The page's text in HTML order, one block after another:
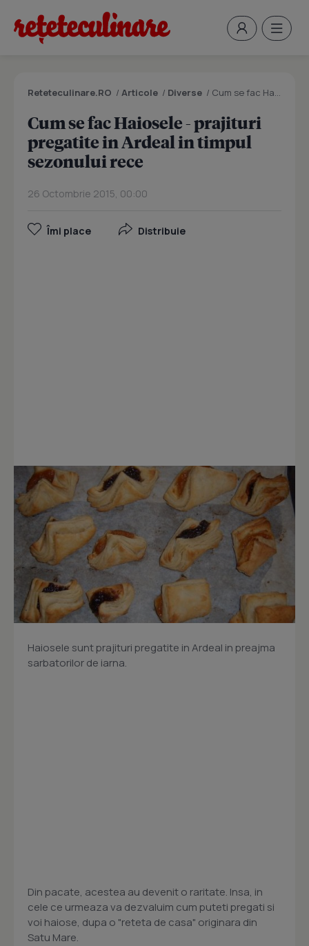
Reteteculinare.RO / Articole / Diverse / Cum se fac Haiosele - prajituri pregatite in Ardeal in timpul sezonului rece
Cum se fac Haiosele - prajituri
pregatite in Ardeal in timpul
sezonului rece
26 Octombrie 2015, 00:00
Îmi place Distribuie
Haiosele sunt prajituri pregatite in Ardeal in preajma
sarbatorilor de iarna.
Din pacate, acestea au devenit o raritate. Insa, in
cele ce urmeaza va dezvaluim cum puteti pregati si
voi haiose, dupa o "reteta de casa" originara din
Satu Mare.